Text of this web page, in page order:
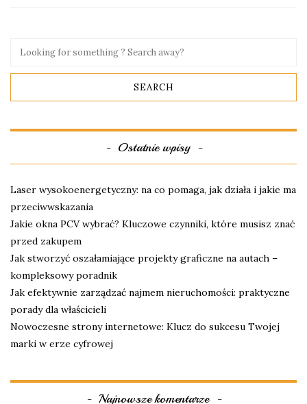
Ostatnie wpisy
Laser wysokoenergetyczny: na co pomaga, jak działa i jakie ma
przeciwwskazania
Jakie okna PCV wybrać? Kluczowe czynniki, które musisz znać
przed zakupem
Jak stworzyć oszałamiające projekty graficzne na autach –
kompleksowy poradnik
Jak efektywnie zarządzać najmem nieruchomości: praktyczne
porady dla właścicieli
Nowoczesne strony internetowe: Klucz do sukcesu Twojej
marki w erze cyfrowej
Najnowsze komentarze